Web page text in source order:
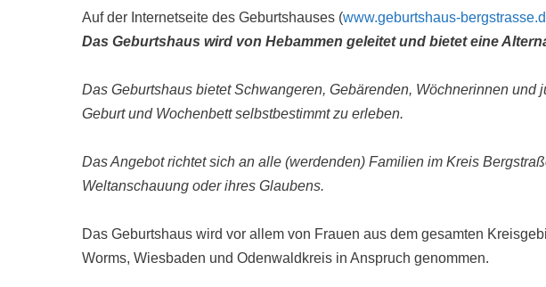
Auf der Internetseite des Geburtshauses (www.geburtshaus-
Das Geburtshaus wird von Hebammen geleitet und bietet eine
Das Geburtshaus bietet Schwangeren, Gebärenden, Wöchnerinnen
Geburt und Wochenbett selbstbestimmt zu erleben.
Das Angebot richtet sich an alle (werdenden) Familien im Kreis
Weltanschauung oder ihres Glaubens.
Das Geburtshaus wird vor allem von Frauen aus dem gesamten
Worms, Wiesbaden und Odenwaldkreis in Anspruch genommen.